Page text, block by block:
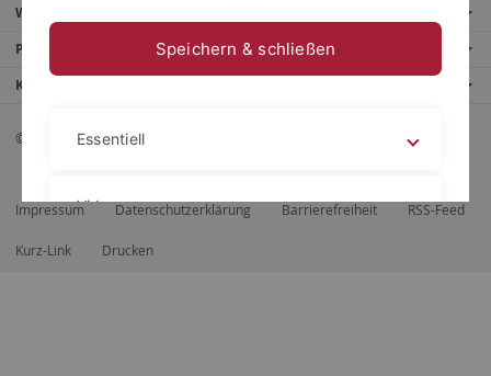
Weitere Angebote
Portale
Kontaktinfo
© 2026 Eberhard Karls Universität Tübingen, Tübingen
Impressum Datenschutzerklärung Barrierefreiheit RSS-Feed
Kurz-Link Drucken
Speichern & schließen
Essentiell
Videos